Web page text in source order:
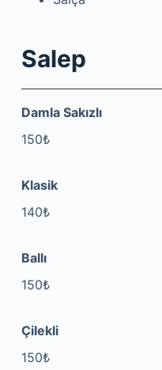
Salep
Damla Sakızlı
150₺
Klasik
140₺
Ballı
150₺
Çilekli
150₺